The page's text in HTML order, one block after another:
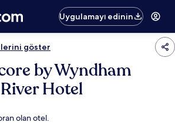
Uygulamayı edinin
göster
by Wyndham
Hotel
olan otel.